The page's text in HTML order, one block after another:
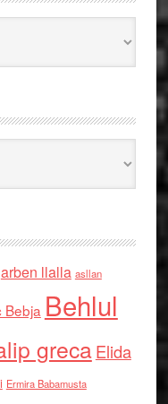
arben llalla asllan
Bebja Behlul
grecaElida
Ermira Babamusta